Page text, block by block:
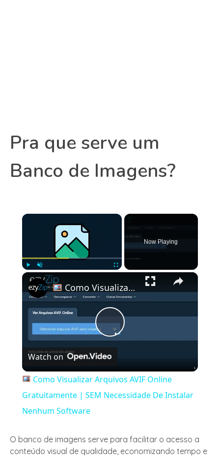
Pra que serve um
Banco de Imagens?
×
Unmute
Now Playing
×
Play
Video
Como Visualizar Arquivos AVIF Online Gratuitamente | SEM Necessidade De Instalar Nenhum Software
Watch on
Como Visualizar Arquivos AVIF Online
Gratuitamente | SEM Necessidade De Instalar
Nenhum Software
O banco de imagens serve para facilitar o acesso a
conteúdo visual de qualidade, economizando tempo e